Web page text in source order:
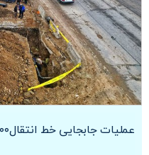
عملیات جابجایی خط انتقال۳۰۰ پلی اتیلن آب در ساری